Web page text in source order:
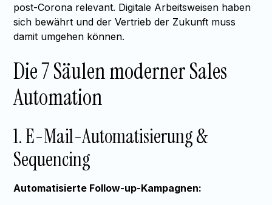
post-Corona relevant. Digitale Arbeitsweisen haben
sich bewährt und der Vertrieb der Zukunft muss
damit umgehen können.
Die 7 Säulen moderner Sales
Automation
1. E-Mail-Automatisierung &
Sequencing
Automatisierte Follow-up-Kampagnen: